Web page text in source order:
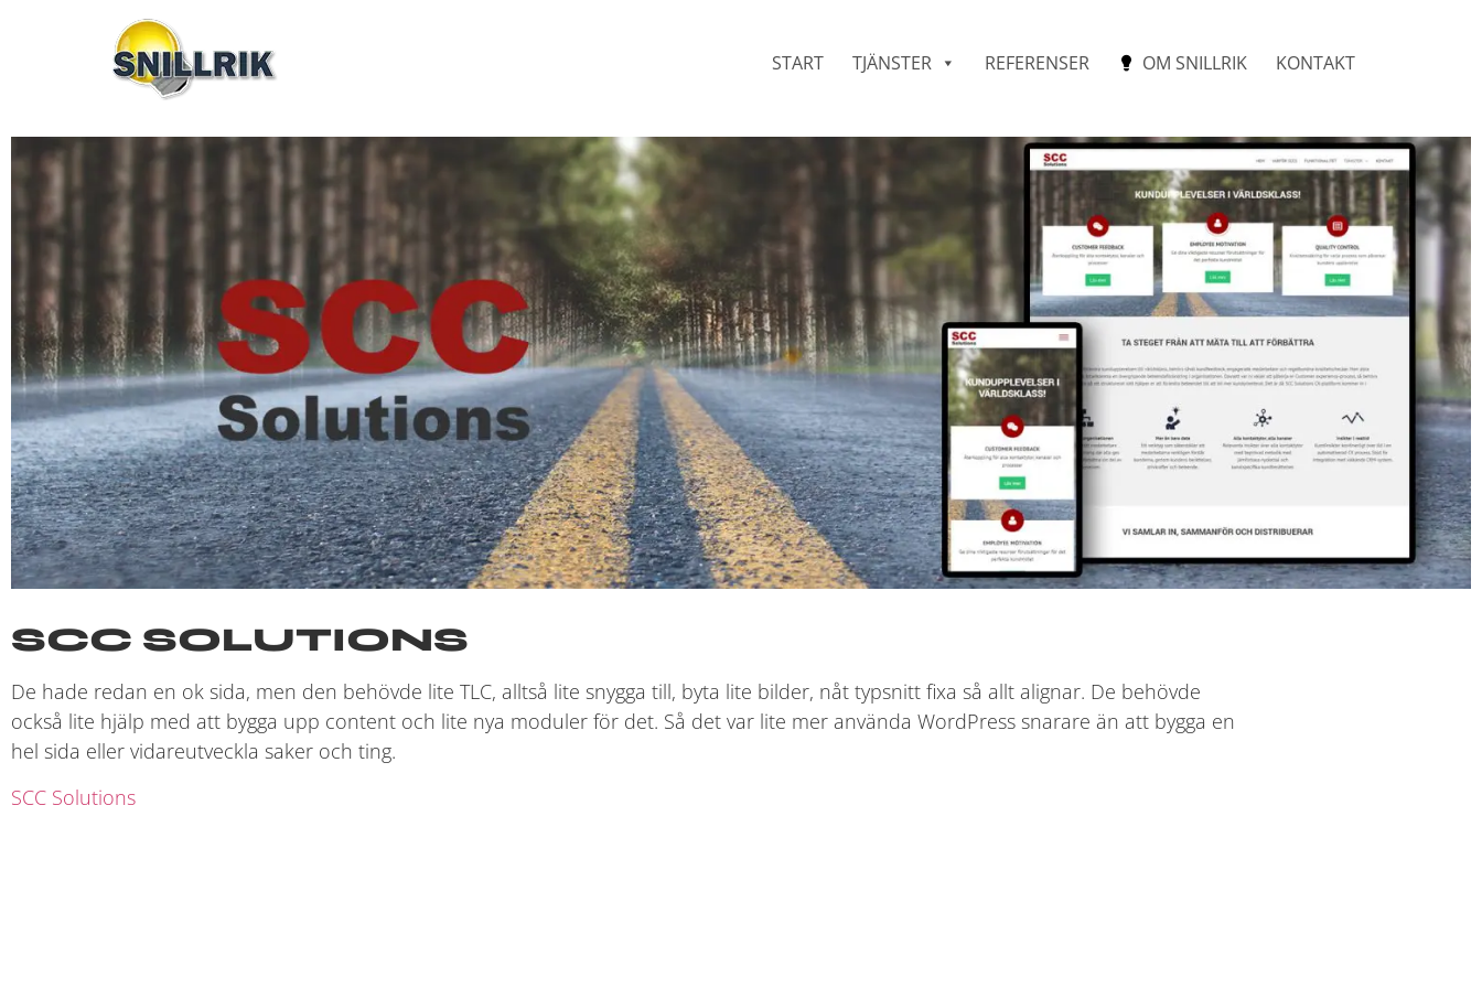
START TJÄNSTER REFERENSER OM SNILLRIK KONTAKT
SCC SOLUTIONS
De hade redan en ok sida, men den behövde lite TLC, alltså lite snygga till, byta lite bilder, nåt typsnitt fixa så allt alignar. De behövde
också lite hjälp med att bygga upp content och lite nya moduler för det. Så det var lite mer använda WordPress snarare än att bygga en
hel sida eller vidareutveckla saker och ting.
SCC Solutions